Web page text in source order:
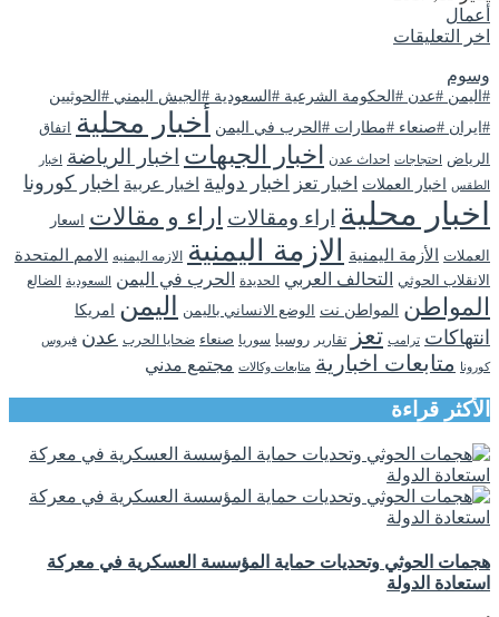
أعمال
اخر التعليقات
وسوم
#اليمن #عدن #الحكومة الشرعية #السعودية #الجيش اليمني #الحوثيين
#ايران #صنعاء #مطارات #الحرب في اليمن
أخبار محلية
اتفاق
الرياض
احتجاجات احداث عدن اخبار الجبهات اخبار الرياضة اخبار
الطقس
اخبار العملات اخبار تعز اخبار دولية اخبار عربية اخبار كورونا
اخبار محلية اراء ومقالات اراء و مقالات اسعار
العملات الأزمة اليمنية الازمة اليمنية الازمه اليمنيه الامم المتحدة
الانقلاب الحوثي التحالف العربي الحديدة الحرب في اليمن السعودية الضالع
المواطن المواطن نت الوضع الانساني باليمن اليمن امريكا
انتهاكات ترامب تعز تقارير روسيا سوريا صنعاء ضحايا الحرب عدن فيروس
كورونا متابعات اخبارية متابعات وكالات مجتمع مدني
الأكثر قراءة
هجمات الحوثي وتحديات حماية المؤسسة العسكرية في معركة
استعادة الدولة